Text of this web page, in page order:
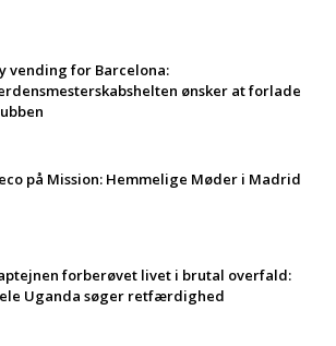
vending for Barcelona:
ønsker at forlade
på Mission: Hemmelige Møder i Madrid
forberøvet livet i brutal overfald:
Uganda søger retfærdighed